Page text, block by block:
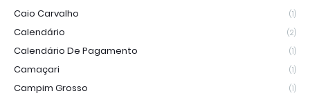
Caio Carvalho (1)
Calendário (2)
Calendário De Pagamento (1)
Camaçari (1)
Campim Grosso (1)